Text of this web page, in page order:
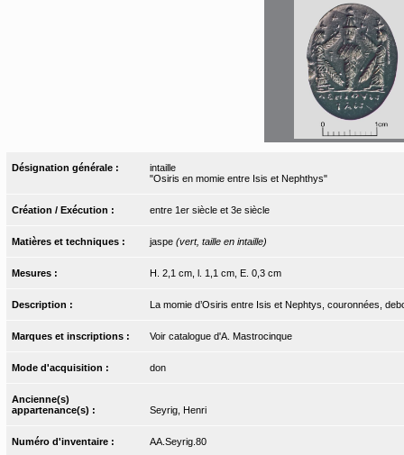
Désignation générale :
intaille
"Osiris en momie entre Isis et Nephthys"
Création / Exécution : entre 1er siècle et 3e siècle
Matières et techniques : jaspe (vert, taille en intaille)
Mesures : H. 2,1 cm, l. 1,1 cm, E. 0,3 cm
Description : La momie d’Osiris entre Isis et Nephtys, couronnées,
Marques et inscriptions : Voir catalogue d'A. Mastrocinque
Mode d'acquisition : don
Ancienne(s)
appartenance(s) :
Seyrig, Henri
Numéro d'inventaire : AA.Seyrig.80